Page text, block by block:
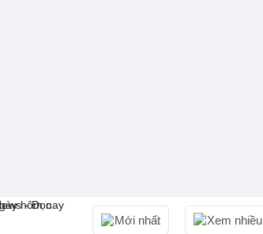
Mới nhất Xem nhiều